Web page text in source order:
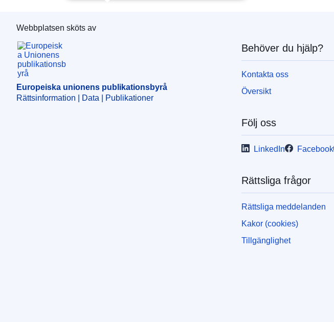
Europeiska unionens publikationsbyrå
Webbplatsen sköts av
Europeiska unionens publikationsbyrå
Rättsinformation | Data | Publikationer
Behöver du hjälp?
Kontakta oss
Översikt
Följ oss
LinkedIn Facebook
Rättsliga frågor
Rättsliga meddelanden
Kakor (cookies)
Tillgänglighet